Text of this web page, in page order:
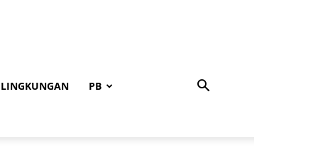
LINGKUNGAN PB